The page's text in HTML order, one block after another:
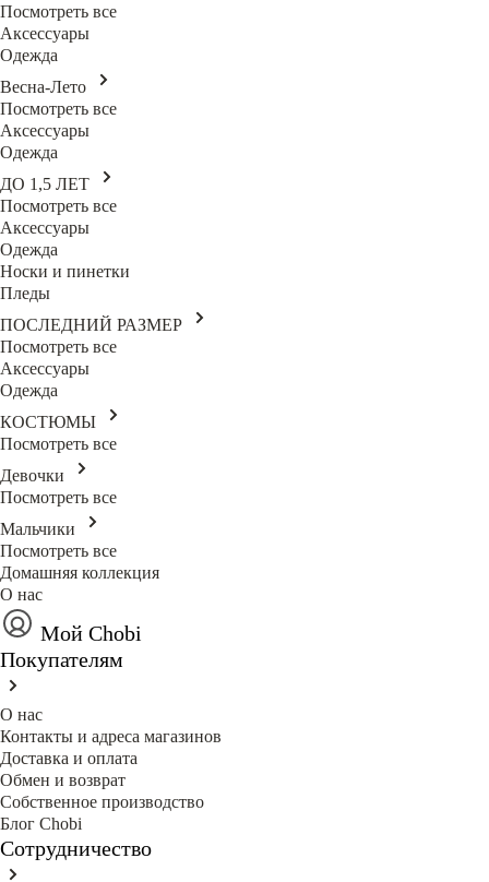
Посмотреть все
Аксессуары
Одежда
Весна-Лето
Посмотреть все
Аксессуары
Одежда
ДО 1,5 ЛЕТ
Посмотреть все
Аксессуары
Одежда
Носки и пинетки
Пледы
ПОСЛЕДНИЙ РАЗМЕР
Посмотреть все
Аксессуары
Одежда
КОСТЮМЫ
Посмотреть все
Девочки
Посмотреть все
Мальчики
Посмотреть все
Домашняя коллекция
О нас
Мой Chobi
Покупателям
О нас
Контакты и адреса магазинов
Доставка и оплата
Обмен и возврат
Собственное производство
Блог Сhobi
Сотрудничество